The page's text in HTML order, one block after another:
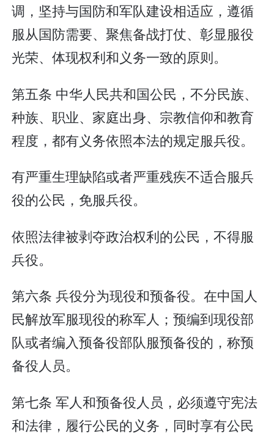
调，坚持与国防和军队建设相适应，遵循
服从国防需要、聚焦备战打仗、彰显服役
光荣、体现权利和义务一致的原则。
第五条 中华人民共和国公民，不分民族、
种族、职业、家庭出身、宗教信仰和教育
程度，都有义务依照本法的规定服兵役。
有严重生理缺陷或者严重残疾不适合服兵
役的公民，免服兵役。
依照法律被剥夺政治权利的公民，不得服
兵役。
第六条 兵役分为现役和预备役。在中国人
民解放军服现役的称军人；预编到现役部
队或者编入预备役部队服预备役的，称预
备役人员。
第七条 军人和预备役人员，必须遵守宪法
和法律，履行公民的义务，同时享有公民